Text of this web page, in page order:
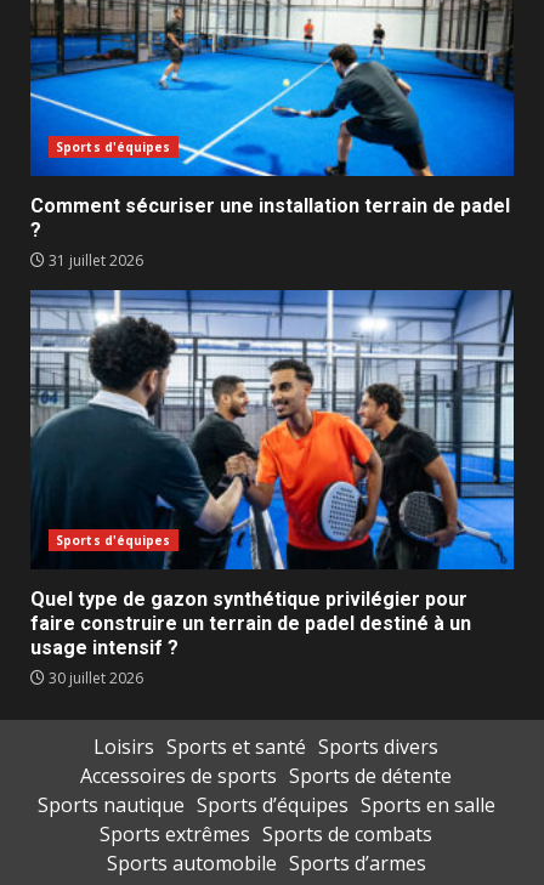
Sports d'équipes
Comment sécuriser une installation terrain de padel
?
31 juillet 2026
Sports d'équipes
Quel type de gazon synthétique privilégier pour
faire construire un terrain de padel destiné à un
usage intensif ?
30 juillet 2026
Loisirs Sports et santé Sports divers
Accessoires de sports Sports de détente
Sports nautique Sports d’équipes Sports en salle
Sports extrêmes Sports de combats
Sports automobile Sports d’armes